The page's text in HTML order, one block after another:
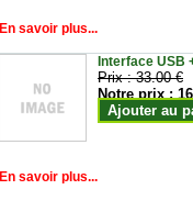
En savoir plus...
Interface USB
Prix :33.00 €
Notre prix :
Ajouter au
En savoir plus...